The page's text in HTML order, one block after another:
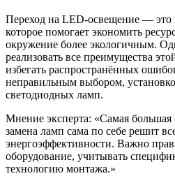
Переход на LED-освещение — это
которое помогает экономить
окружение более экологичным.
реализовать все преимущества
избегать распространённых
неправильным выбором,
светодиодных ламп.
Мнение эксперта: «Самая
замена ламп сама по себе решит
энергоэффективности. Важно
оборудование, учитывать
технологию монтажа.»